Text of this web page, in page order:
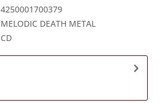
4250001700379
MELODIC DEATH METAL
CD